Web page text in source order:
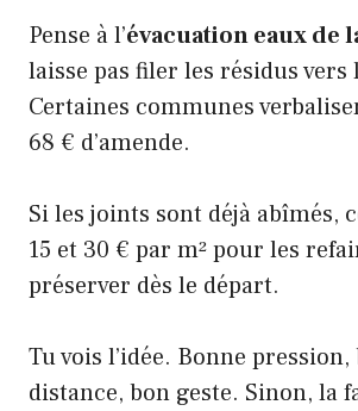
Pense à l’évacuation eaux de
laisse pas filer les résidus vers
Certaines communes
68 € d’amende.
Si les joints sont déjà abîmés,
15 et 30 € par m² pour les
préserver dès le départ.
Tu vois l’idée. Bonne pression,
distance, bon geste. Sinon, la